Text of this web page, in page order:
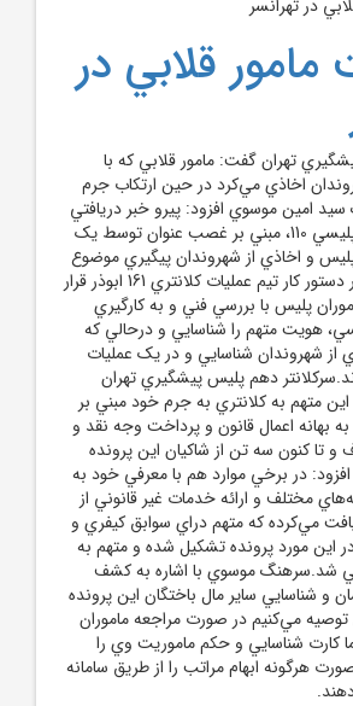
مامور قلابي در
تهران گفت: مامور قلابي که با
اخاذي مي‌کرد در حين ارتکاب جرم
امين موسوي افزود: پيرو خبر دريافتي
از مرکز فوريت‌هاي پليسي 110، مبني بر غصب عنوان توسط يک
پليس و اخاذي از شهروندان پيگيري موضوع
و دستگيري متهم در دستور کار تيم عمليات کلانتري 161 ابوذر قرار
پليس با بررسي فني و به کارگيري
هويت متهم را شناسايي و درحالي که
از شهروندان شناسايي و در يک عمليات
دهم پليس پيشگيري تهران
متهم به کلانتري به جرم خود مبني بر
بهانه اعمال قانون و پرداخت وجه نقد و
و تا کنون سه تن از شاکيان اين پرونده
در برخي موارد هم با معرفي خود به
مختلف و ارائه خدمات غير قانوني از
مي‌کرده که متهم دراي سوابق کيفري و
اين مورد پرونده تشکيل شده و متهم به
شد.سرهنگ موسوي با اشاره به کشف
و شناسايي ساير مال باختگان اين پرونده
مي‌کنيم در صورت مراجعه ماموران
کارت شناسايي و حکم ماموريت وي را
هرگونه ابهام مراتب را از طريق سامانه